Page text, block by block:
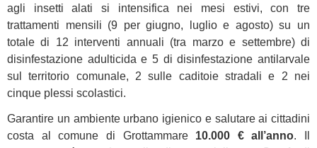
agli insetti alati si intensifica nei mesi estivi, con tre
trattamenti mensili (9 per giugno, luglio e agosto) su un
totale di 12 interventi annuali (tra marzo e settembre) di
disinfestazione adulticida e 5 di disinfestazione antilarvale
sul territorio comunale, 2 sulle caditoie stradali e 2 nei
cinque plessi scolastici.
Garantire un ambiente urbano igienico e salutare ai cittadini
costa al comune di Grottammare 10.000 € all’anno. Il